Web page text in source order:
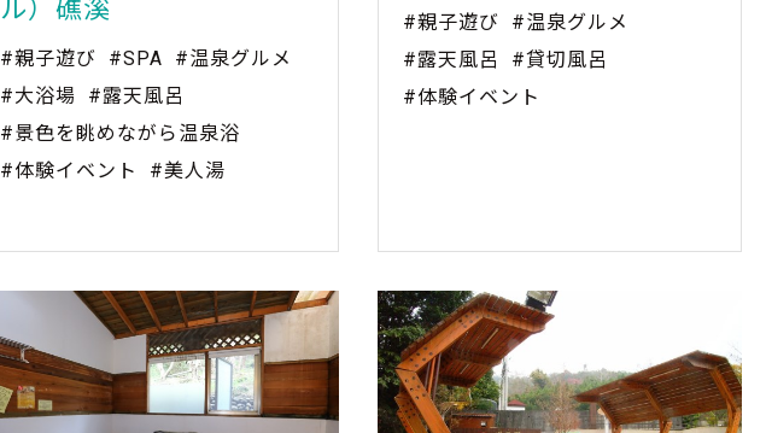
ル）礁溪
#親子遊び #SPA
#温泉グルメ
#大浴場
#露天風呂
#景色を眺めながら温泉浴
#体験イベント
#美人湯
#親子遊び
#温泉グルメ
#露天風呂
#貸切風呂
#体験イベント